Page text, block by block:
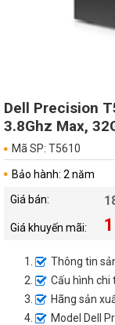
Dell Precision
3.8Ghz Max,
Mã SP: T5610
Bảo hành: 2 năm
Giá bán:
Giá khuyến mãi:
Thông tin
Cấu hình chi
Hãng sản
Model Dell